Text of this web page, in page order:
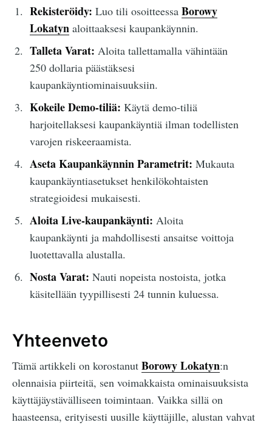
Rekisteröidy: Luo tili osoitteessa Borowy
Lokatynaloittaaksesi kaupankäynnin.
Talleta Varat: Aloita tallettamalla vähintään
250 dollaria päästäksesi
kaupankäyntiominaisuuksiin.
Kokeile Demo-tiliä: Käytä demo-tiliä
harjoitellaksesi kaupankäyntiä ilman todellisten
varojen riskeeraamista.
Aseta Kaupankäynnin Parametrit: Mukauta
kaupankäyntiasetukset henkilökohtaisten
strategioidesi mukaisesti.
Aloita Live-kaupankäynti: Aloita
kaupankäynti ja mahdollisesti ansaitse voittoja
luotettavalla alustalla.
Nosta Varat: Nauti nopeista nostoista, jotka
käsitellään tyypillisesti 24 tunnin kuluessa.
Yhteenveto
Tämä artikkeli on korostanut Borowy Lokatyn:n
olennaisia piirteitä, sen voimakkaista ominaisuuksista
käyttäjäystävälliseen toimintaan. Vaikka sillä on
haasteensa, erityisesti uusille käyttäjille, alustan vahvat